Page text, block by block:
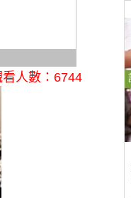
人數：6744